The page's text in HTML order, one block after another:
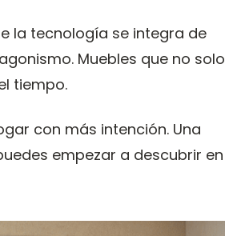
la tecnología se integra de
Muebles que no solo
tiempo.
con más intención. Una
empezar a descubrir en